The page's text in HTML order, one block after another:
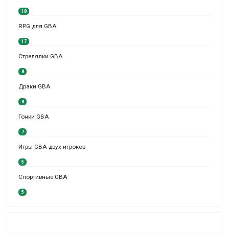
18
RPG для GBA
17
Стрелялки GBA
8
Драки GBA
8
Гонки GBA
7
Игры GBA двух игроков
5
Спортивные GBA
5